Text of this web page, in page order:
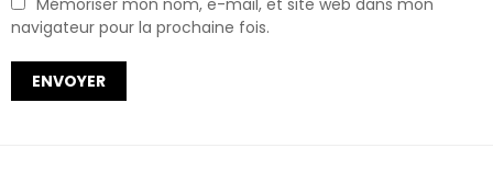
Mémoriser mon nom, e-mail, et site web dans mon
navigateur pour la prochaine fois.